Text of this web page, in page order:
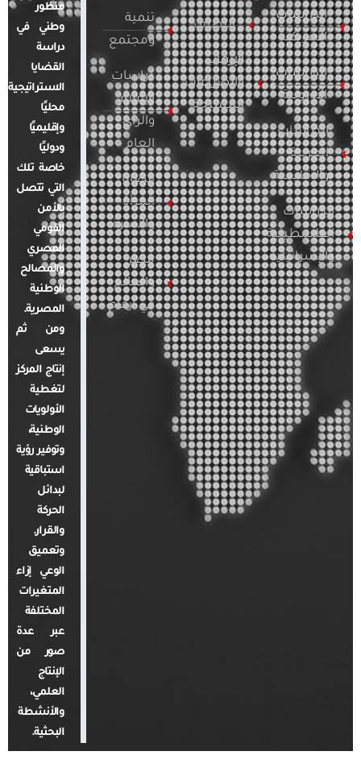
الدراسات
الأمريكية
الدراسات
الأوروبية
الدراسات
العربية
والإقليمية
الدراسات
الفلسطينية
والإسرائيلية
التطرف
الإرهاب
والصراعات
المسلحة
تنمية
ومجتمع
دراسات
الإعلام
والرأي
العام
قضايا
المرأة
والأسرة
مصر
والعالم
في أرقام
منظور
وطني في
دراسة
القضايا
الاستراتيجية
محليًا
وإقليميًا
ودوليًا
خاصة تلك
التي تتصل
بالأمن
القومي
المصري
والمصالح
الوطنية
المصرية.
ومن ثم
يسعى
إنتاج المركز
لتغطية
الأولويات
الوطنية،
وتوفير رؤية
استباقية
لبدائل
الحركة
والقرار.
وتعميق
الوعي إزاء
المتغيرات
المختلفة
عبر عدة
صور من
الإنتاج
العلمي،
والأنشطة
البحثية.